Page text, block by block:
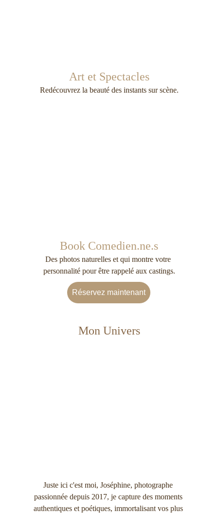
Art et Spectacles
Redécouvrez la beauté des instants sur scène.
Book Comedien.ne.s
Des photos naturelles et qui montre votre
personnalité pour être rappelé aux castings.
Réservez maintenant
Mon Univers
Juste ici c'est moi, Joséphine, photographe
passionnée depuis 2017, je capture des moments
authentiques et poétiques, immortalisant vos plus